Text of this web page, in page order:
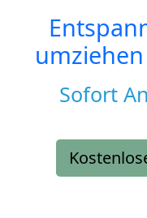
Sofort